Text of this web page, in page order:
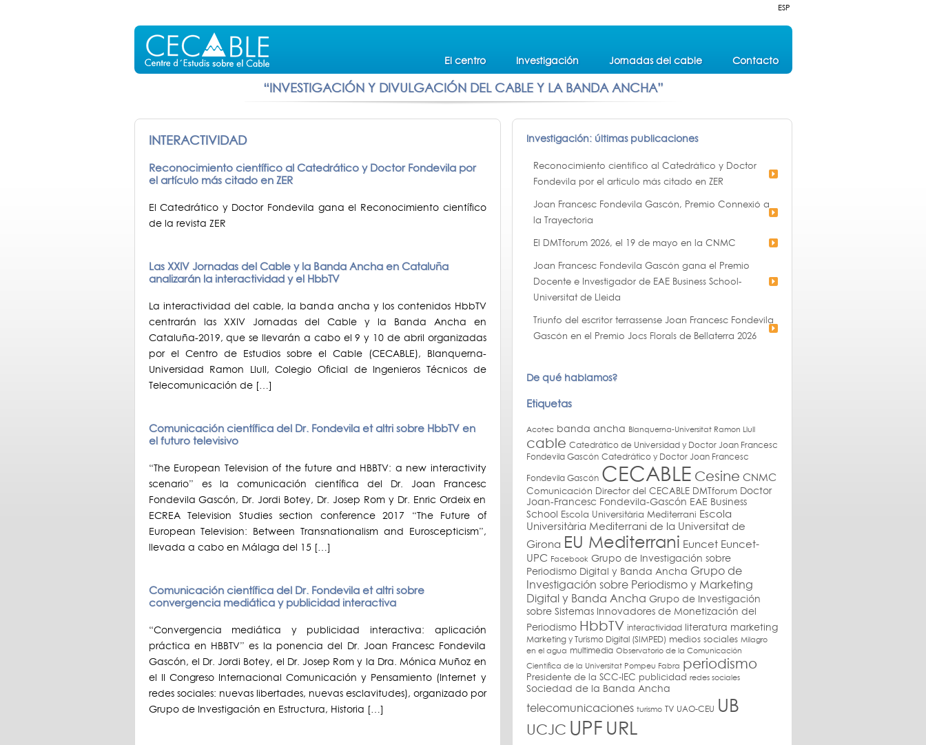
ESP
El centro Investigación Jornadas del cable Contacto
“INVESTIGACIÓN Y DIVULGACIÓN DEL CABLE Y LA BANDA ANCHA”
INTERACTIVIDAD
Reconocimiento científico al Catedrático y Doctor Fondevila por
el artículo más citado en ZER
El Catedrático y Doctor Fondevila gana el Reconocimiento científico
de la revista ZER
Las XXIV Jornadas del Cable y la Banda Ancha en Cataluña
analizarán la interactividad y el HbbTV
La interactividad del cable, la banda ancha y los contenidos HbbTV
centrarán las XXIV Jornadas del Cable y la Banda Ancha en
Cataluña-2019, que se llevarán a cabo el 9 y 10 de abril organizadas
por el Centro de Estudios sobre el Cable (CECABLE), Blanquerna-
Universidad Ramon Llull, Colegio Oficial de Ingenieros Técnicos de
Telecomunicación de […]
Comunicación científica del Dr. Fondevila et altri sobre HbbTV en
el futuro televisivo
“The European Television of the future and HBBTV: a new interactivity
scenario” es la comunicación científica del Dr. Joan Francesc
Fondevila Gascón, Dr. Jordi Botey, Dr. Josep Rom y Dr. Enric Ordeix en
ECREA Television Studies section conference 2017 “The Future of
European Television: Between Transnationalism and Euroscepticism”,
llevada a cabo en Málaga del 15 […]
Comunicación científica del Dr. Fondevila et altri sobre
convergencia mediática y publicidad interactiva
“Convergencia mediática y publicidad interactiva: aplicación
práctica en HBBTV” es la ponencia del Dr. Joan Francesc Fondevila
Gascón, el Dr. Jordi Botey, el Dr. Josep Rom y la Dra. Mónica Muñoz en
el II Congreso Internacional Comunicación y Pensamiento (Internet y
redes sociales: nuevas libertades, nuevas esclavitudes), organizado por
Grupo de Investigación en Estructura, Historia […]
Investigación: últimas publicaciones
Reconocimiento científico al Catedrático y Doctor
Fondevila por el artículo más citado en ZER
Joan Francesc Fondevila Gascón, Premio Connexió a
la Trayectoria
El DMTforum 2026, el 19 de mayo en la CNMC
Joan Francesc Fondevila Gascón gana el Premio
Docente e Investigador de EAE Business School-
Universitat de Lleida
Triunfo del escritor terrassense Joan Francesc Fondevila
Gascón en el Premio Jocs Florals de Bellaterra 2026
De qué hablamos?
Etiquetas
Acotec banda ancha Blanquerna-Universitat Ramon Llull
cable Catedrático de Universidad y Doctor Joan Francesc
Fondevila Gascón Catedrático y Doctor Joan Francesc
Fondevila Gascón CECABLE Cesine CNMC
Comunicación Director del CECABLE DMTforum Doctor
Joan-Francesc Fondevila-Gascón EAE Business
School Escola Universitària Mediterrani Escola
Universitària Mediterrani de la Universitat de
Girona EU Mediterrani Euncet Euncet-
UPC Facebook Grupo de Investigación sobre
Periodismo Digital y Banda Ancha Grupo de
Investigación sobre Periodismo y Marketing
Digital y Banda Ancha Grupo de Investigación
sobre Sistemas Innovadores de Monetización del
Periodismo HbbTV interactividad literatura marketing
Marketing y Turismo Digital (SIMPED) medios sociales Milagro
en el agua multimedia Observatorio de la Comunicación
Científica de la Universitat Pompeu Fabra periodismo
Presidente de la SCC-IEC publicidad redes sociales
Sociedad de la Banda Ancha
telecomunicaciones turismo TV UAO-CEU UB
UCJC UPF URL